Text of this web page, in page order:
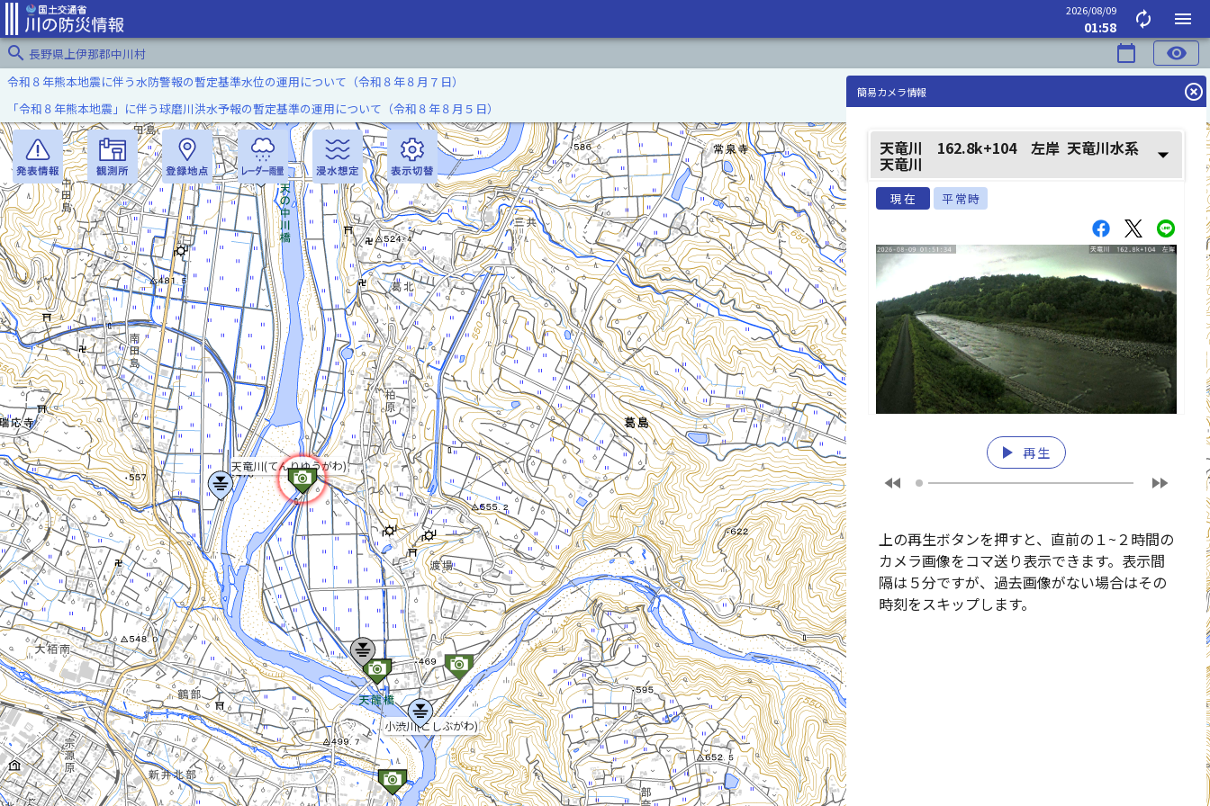
2026/08/09
01:58 autorenew
menu
search 長野県上伊那郡中川村 calendar_today visibility
天竜川(てんりゆうがわ)
小渋川(こしぶがわ)
令和８年熊本地震に伴う水防警報の暫定基準水位の運用について（令和８年８月７日）
「令和８年熊本地震」に伴う球磨川洪水予報の暫定基準の運用について（令和８年８月５日）
簡易カメラ情報 highlight_off
天竜川 162.8k+104 左岸 天竜川水系
天竜川 arrow_drop_down
現在 平常時
play_arrow 再生
fast_rewind fast_forward
上の再生ボタンを押すと、直前の１~２時間の
カメラ画像をコマ送り表示できます。表示間
隔は５分ですが、過去画像がない場合はその
時刻をスキップします。